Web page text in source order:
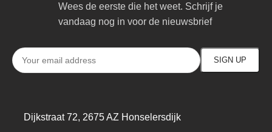
Wees de eerste die het weet. Schrijf je
vandaag nog in voor de nieuwsbrief
Dijkstraat 72, 2675 AZ Honselersdijk